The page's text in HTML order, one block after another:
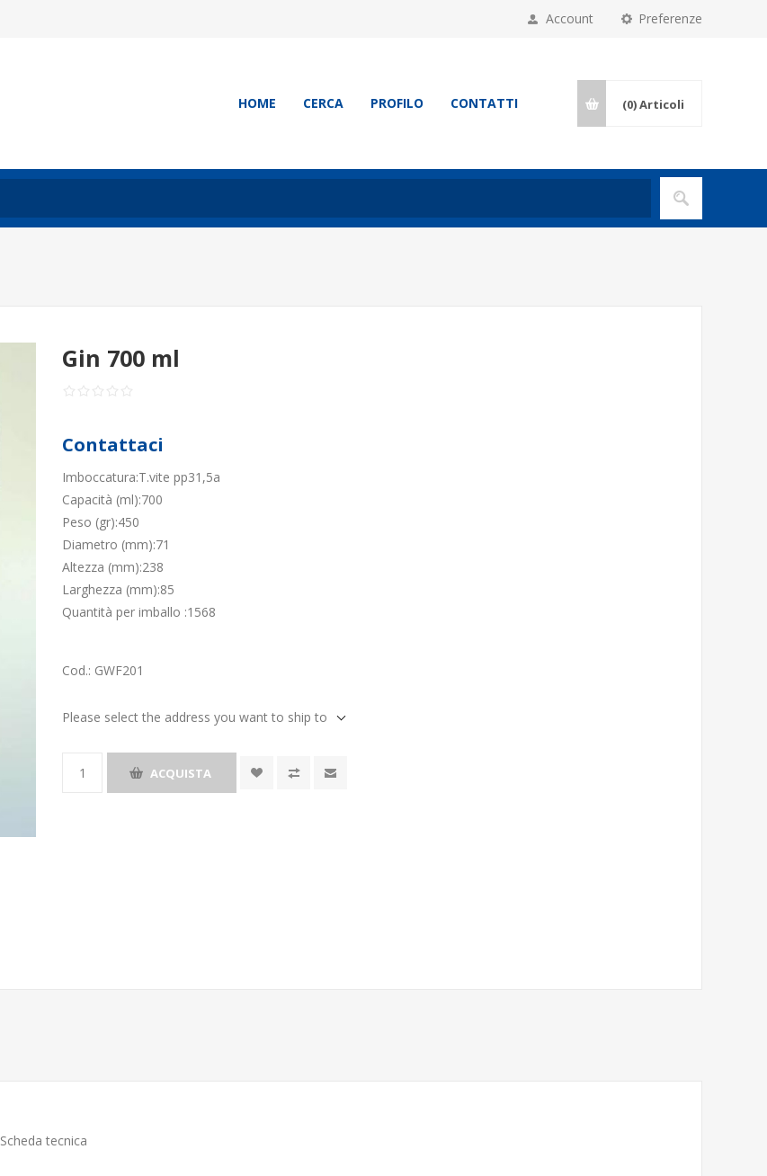
Preferenze
Account
HOME CERCA PROFILO CONTATTI (0)Articoli
Gin 700 ml
Contattaci
Imboccatura:T.vite pp31,5a
Capacità (ml):700
Peso (gr):450
Diametro (mm):71
Altezza (mm):238
Larghezza (mm):85
Quantità per imballo :1568
Cod.: GWF201
Please select the address you want to ship to
ACQUISTA
Scheda tecnica